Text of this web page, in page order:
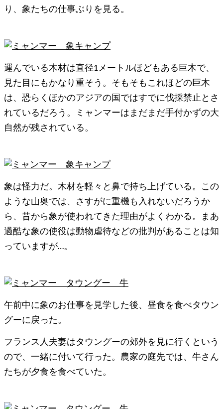
り、象たちの仕事ぶりを見る。
運んでいる木材は直径1メートルほどもある巨木で、
見た目にもかなり重そう。そもそもこれほどの巨木
は、恐らくほかのアジアの国ではすでに伐採禁止とさ
れているだろう。ミャンマーはまだまだ手付かずの大
自然が残されている。
象は怪力だ。木材を軽々と鼻で持ち上げている。この
ような山奥では、さすがに重機も入れないだろうか
ら、昔から象が使われてきた理由がよくわかる。まあ
過酷な象の使役は動物虐待などの批判があることは知
っていますが…。
午前中に象のお仕事を見学した後、昼食を食べタウン
グーに戻った。
フランス人夫妻はタウングーの郊外を見に行くという
ので、一緒に付いて行った。農家の庭先では、牛さん
たちが夕食を食べていた。